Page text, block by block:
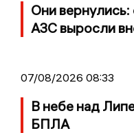
Они
АЗС выросли
07/08/2026 08:33
В небе над
БПЛА